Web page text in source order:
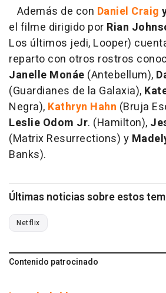
Además de con Daniel Craig
el filme dirigido por Rian
Los últimos jedi, Looper)
reparto con otros rostros
Janelle Monáe (Antebellum),
(Guardianes de la Galaxia),
Negra), Kathryn Hahn (Bruja
Leslie Odom Jr. (Hamilton),
(Matrix Resurrections) y
Banks).
Últimas noticias sobre estos
Netflix
Contenido patrocinado